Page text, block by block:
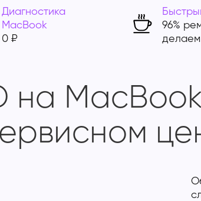
Диагностика
MacBook
0 ₽
96%
на